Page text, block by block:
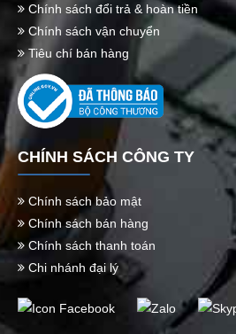
Chính sách đổi trả & hoàn tiền
Chính sách vận chuyển
Tiêu chí bán hàng
CHÍNH SÁCH CÔNG TY
Chính sách bảo mật
Chính sách bán hàng
Chính sách thanh toán
Chi nhánh đại lý